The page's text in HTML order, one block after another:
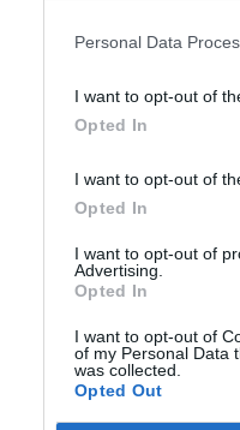
Personal Data
I want to opt-out of
Opted In
I want to opt-out of
Opted In
I want to opt-out of
Advertising.
Opted In
I want to opt-out of
of my Personal Data
was collected.
Opted Out
Székelyhon
„Óriási csattanás